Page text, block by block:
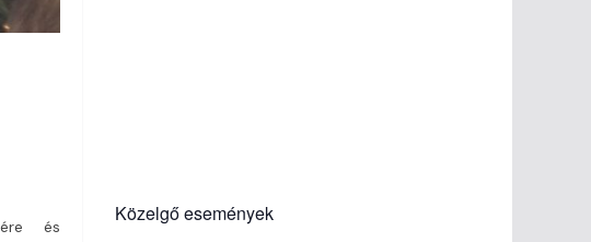
és
Közelgő események